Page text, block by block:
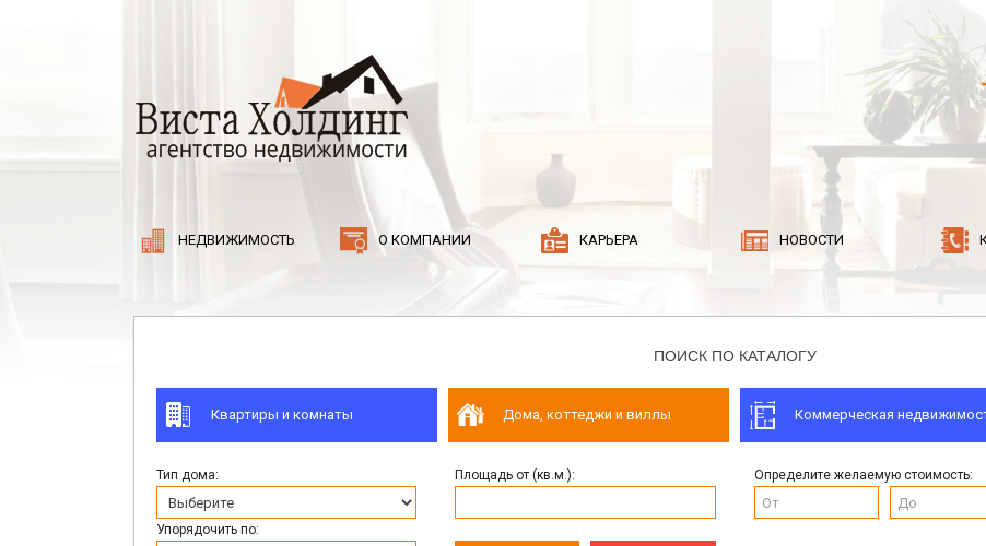
НЕДВИЖИМОСТЬ О КОМПАНИИ КАРЬЕРА НОВОСТИ
ПОИСК ПО КАТАЛОГУ
Квартиры и комнаты Дома, коттеджи и виллы Коммерческая
Тип дома: Площадь от (кв.м.): Определите желаемую стоимость:
Упорядочить по: